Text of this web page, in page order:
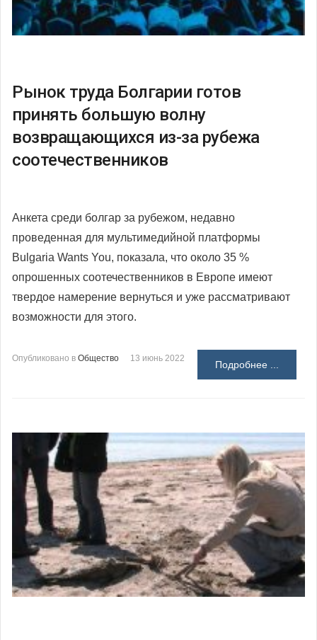
Рынок труда Болгарии готов
принять большую волну
возвращающихся из-за рубежа
соотечественников
Анкета среди болгар за рубежом, недавно
проведенная для мультимедийной платформы
Bulgaria Wants You, показала, что около 35 %
опрошенных соотечественников в Европе имеют
твердое намерение вернуться и уже рассматривают
возможности для этого.
Опубликовано в Общество 13 июнь 2022
Подробнее ...